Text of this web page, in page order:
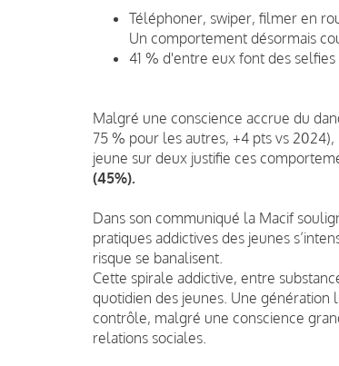
Téléphoner, swiper, filmer en
Un comportement désormais
41 % d'entre eux font des
Malgré une conscience accrue du
75 % pour les autres, +4 pts vs 2024),
jeune sur deux justifie ces
(45%).
Dans son communiqué la Macif
pratiques addictives des jeunes
risque se banalisent.
Cette spirale addictive, entre
quotidien des jeunes. Une génération
contrôle, malgré une conscience
relations sociales.